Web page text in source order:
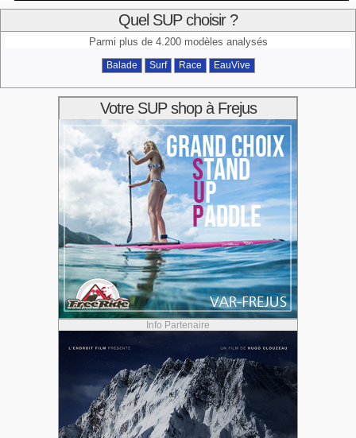
Quel SUP choisir ?
Parmi plus de 4.200 modèles analysés
Balade Surf Race EauVive
Votre SUP shop à Frejus
Info Partenaire